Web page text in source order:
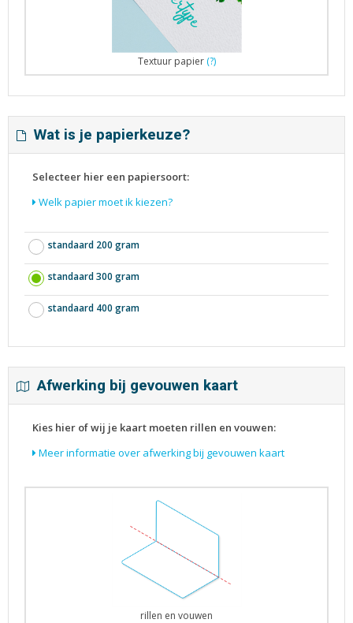
Textuur papier (?)
Wat is je papierkeuze?
Selecteer hier een papiersoort:
Welk papier moet ik kiezen?
standaard 200 gram
standaard 300 gram
standaard 400 gram
Afwerking bij gevouwen kaart
Kies hier of wij je kaart moeten rillen en vouwen:
Meer informatie over afwerking bij gevouwen kaart
rillen en vouwen